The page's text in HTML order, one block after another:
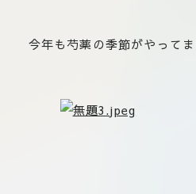
今年も芍薬の季節がやってま
葛西店